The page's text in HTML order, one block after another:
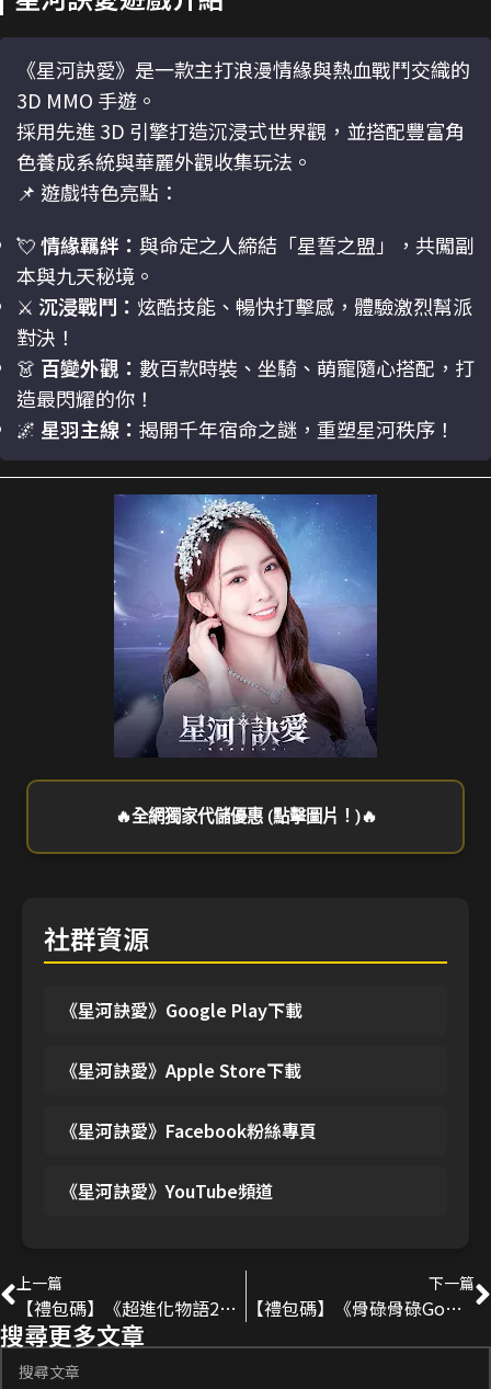
《星河訣愛》是一款主打浪漫情緣與熱血戰鬥交織的
3D MMO 手遊。
採用先進 3D 引擎打造沉浸式世界觀，並搭配豐富角
色養成系統與華麗外觀收集玩法。
📌 遊戲特色亮點：
💘情緣羈絆： 與命定之人締結「星誓之盟」，共闖副
本與九天秘境。
⚔️ 沉浸戰鬥： 炫酷技能、暢快打擊感，體驗激烈幫派
對決！
👗 百變外觀： 數百款時裝、坐騎、萌寵隨心搭配，打
造最閃耀的你！
🌌 星羽主線： 揭開千年宿命之謎，重塑星河秩序！
🔥全網獨家代儲優惠 (點擊圖片！)🔥
社群資源
《星河訣愛》Google Play下載
《星河訣愛》Apple Store下載
《星河訣愛》Facebook粉絲專頁
《星河訣愛》YouTube頻道
上一篇
【禮包碼】《超進化物語2》2025最新序號分享
下一篇
【禮包碼】《骨碌骨碌Go》2025最新序號分享
搜尋更多文章